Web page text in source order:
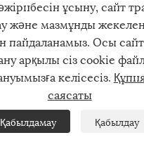
пошта:
jingxu@coupletech.com
COPLTETH CO., Ltd. - Pockels
RSS XML Құпиялылық саясаты
ұсыну, сайт
және мазмұнды
пайдаланамыз. Осы
арқылы сіз cookie
келісесіз.
саясаты
Қабылдамау Қабылдау